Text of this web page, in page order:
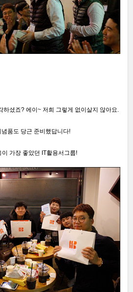
하셨죠? 에이~ 저희 그렇게 없이살지 않아요.
념품도 당근 준비했답니다!
가장 좋았던 IT활용서그룹!